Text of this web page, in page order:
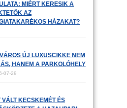
MIÉRT KERESIK A
AZ
HÁZAKAT?
ÚJ LUXUSCIKKE NEM
HANEM A PARKOLÓHELY
07-29
VÁLT KECSKEMÉT ÉS